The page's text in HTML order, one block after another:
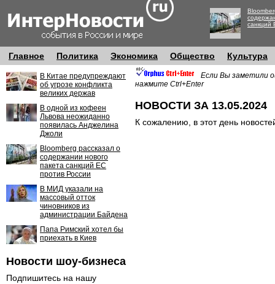
санкций
Главное Политика Экономика Общество Культура
В Китае предупреждают
об угрозе конфликта
великих держав
В одной из кофеен
Львова неожиданно
появилась Анджелина
Джоли
Bloomberg рассказал о
содержании нового
пакета санкций ЕС
против России
В МИД указали на
массовый отток
чиновников из
администрации Байдена
Папа Римский хотел бы
приехать в Киев
Новости шоу-бизнеса
Подпишитесь на нашу
Если Вы заметили
нажмите Ctrl+Enter
НОВОСТИ ЗА 13.05.2024
К сожалению, в этот день